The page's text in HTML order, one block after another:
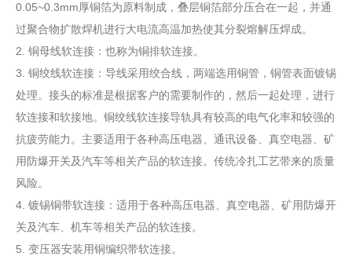
0.05~0.3mm厚铜箔为原料制成，叠层铜箔部分压合在一起，并通
过聚合物扩散焊机进行大电流高温加热使其分裂熔解压焊成。
2. 铜母线软连接：也称为铜排软连接。
3. 铜绞线软连接：导线采用绞合线，两端选用铜管，铜管表面镀锡
处理。接头的标准是根据客户的需要制作的，然后一起处理，进行
软连接和软接地。铜绞线软连接导轨具有较高的电气化率和较强的
抗疲劳能力。主要适用于各种高压电器、通讯设备、真空电器、矿
用防爆开关及汽车等相关产品的软连接。传统冷扎工艺带来的质量
风险。
4. 镀锡铜带软连接：适用于各种高压电器、真空电器、矿用防爆开
关及汽车、机车等相关产品的软连接。
5. 变压器安装用铜编织带软连接。